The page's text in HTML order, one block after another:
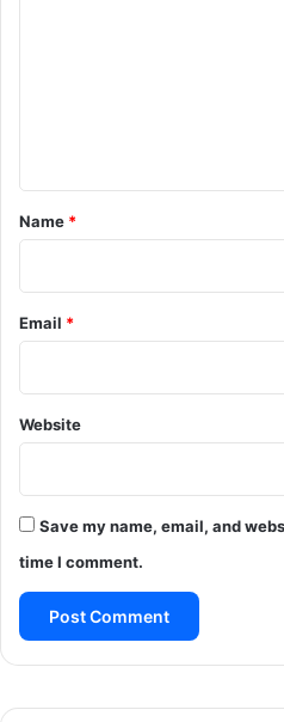
*
Name *
Email *
Website
Save my name, email, and
time I comment.